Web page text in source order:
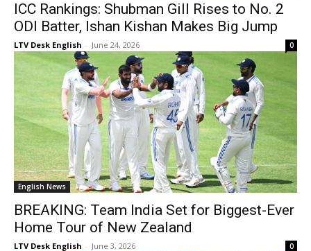
ICC Rankings: Shubman Gill Rises to No. 2
ODI Batter, Ishan Kishan Makes Big Jump
LTV Desk English - June 24, 2026 0
English News
BREAKING: Team India Set for Biggest-Ever
Home Tour of New Zealand
LTV Desk English - June 3, 2026 0